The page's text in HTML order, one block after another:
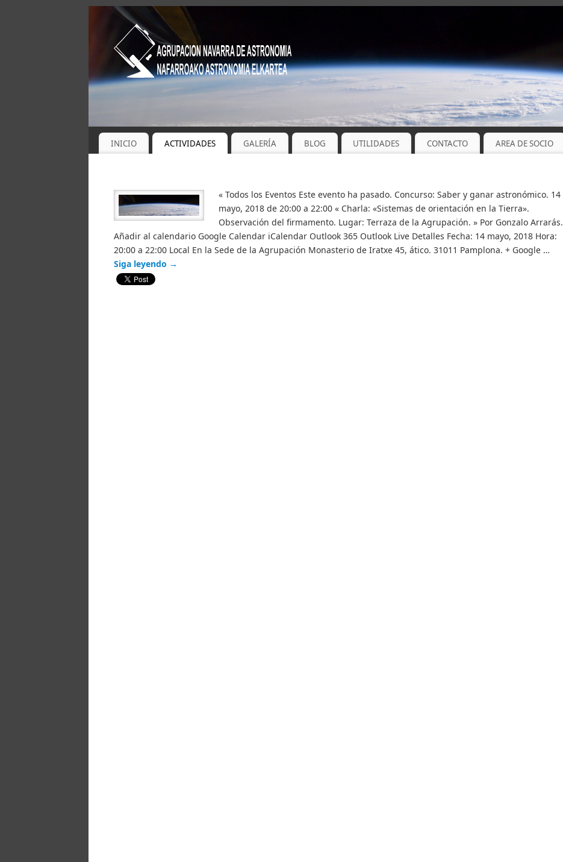
INICIO ACTIVIDADES GALERÍA BLOG UTILIDADES CONTACTO AREA DE SOCIO
« Todos los Eventos Este evento ha pasado. Concurso: Saber y ganar astronómico. 14
mayo, 2018 de 20:00 a 22:00 « Charla: «Sistemas de orientación en la Tierra».
Observación del firmamento. Lugar: Terraza de la Agrupación. » Por Gonzalo Arrarás.
Añadir al calendario Google Calendar iCalendar Outlook 365 Outlook Live Detalles Fecha: 14 mayo, 2018 Hora:
20:00 a 22:00 Local En la Sede de la Agrupación Monasterio de Iratxe 45, ático. 31011 Pamplona. + Google …
Siga leyendo →